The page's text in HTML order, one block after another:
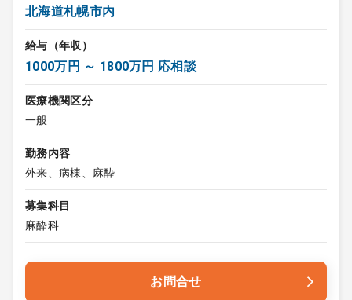
北海道札幌市内
給与（年収）
1000万円 ～ 1800万円 応相談
医療機関区分
一般
勤務内容
外来、病棟、麻酔
募集科目
麻酔科
お問合せ